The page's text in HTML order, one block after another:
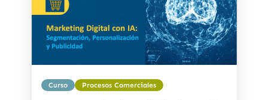
Curso Procesos Comerciales